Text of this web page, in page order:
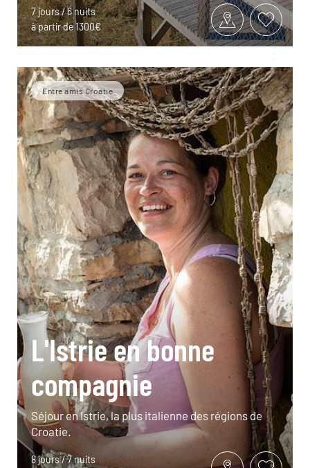
7 jours / 6 nuits
à partir de 1300€
Entre amis Croatie
L'Istrie en bonne
compagnie
Séjour en Istrie, la plus italienne des régions de
Croatie.
8 jours / 7 nuits